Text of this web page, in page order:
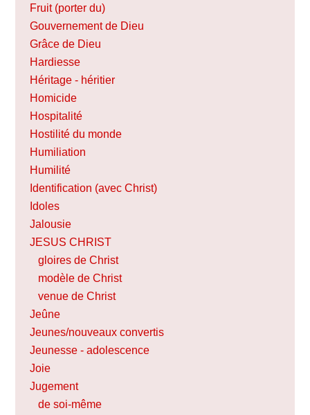
Fruit (porter du)
Gouvernement de Dieu
Grâce de Dieu
Hardiesse
Héritage - héritier
Homicide
Hospitalité
Hostilité du monde
Humiliation
Humilité
Identification (avec Christ)
Idoles
Jalousie
JESUS CHRIST
gloires de Christ
modèle de Christ
venue de Christ
Jeûne
Jeunes/nouveaux convertis
Jeunesse - adolescence
Joie
Jugement
de soi-même